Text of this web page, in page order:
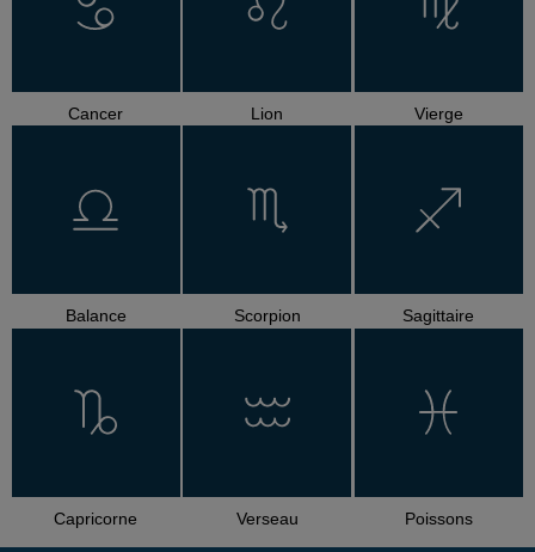
Cancer Lion Vierge
Balance Scorpion Sagittaire
Capricorne Verseau Poissons